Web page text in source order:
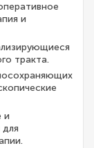
и
тракта.
и